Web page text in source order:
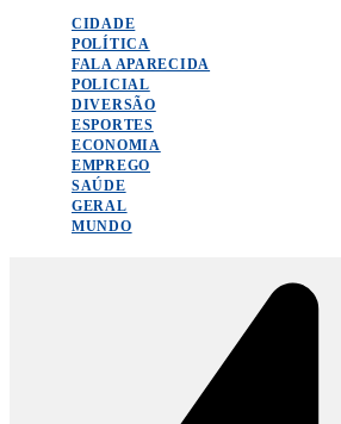
CIDADE
POLÍTICA
FALA APARECIDA
POLICIAL
DIVERSÃO
ESPORTES
ECONOMIA
EMPREGO
SAÚDE
GERAL
MUNDO